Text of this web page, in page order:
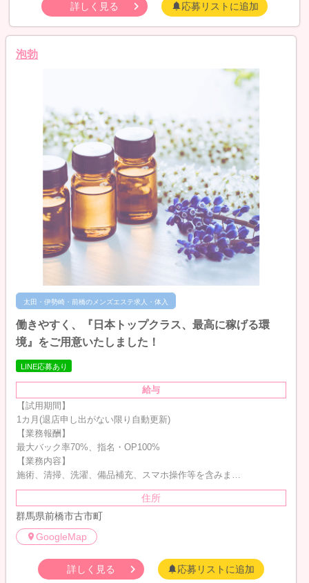
詳しく見る 応募リストに追加
泡勃
太田・伊勢崎・前橋のメンズエステ求人・体入
働きやすく、『日本トップクラス、最高に稼げる環
境』をご用意いたしました！
LINE応募あり
給与
【試用期間】
1カ月(退店申し出がない限り自動更新)
【業務報酬】
最大バック率70%、指名・OP100%
【業務内容】
施術、清掃、洗濯、備品補充、スマホ操作等を含みま…
住所
群馬県前橋市古市町
GoogleMap
詳しく見る 応募リストに追加